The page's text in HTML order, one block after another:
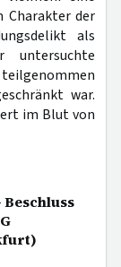
Charakter der
als
untersuchte
war.
im Blut von
Beschluss